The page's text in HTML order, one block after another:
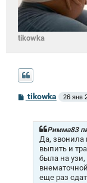
tikowka
Сtikowka 26 янв
Римма83
Да, звонила
выпить и
была на
еще раз